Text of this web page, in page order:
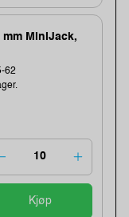
mm MiniJack,
62
Kjøp